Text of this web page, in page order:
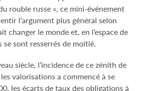
rouble russe », ce mini-événement
l’argument plus général selon
changer le monde et, en l’espace de
se sont resserrés de moitié.
siècle, l’incidence de ce zénith de
valorisations a commencé à se
les écarts de taux des obligations à